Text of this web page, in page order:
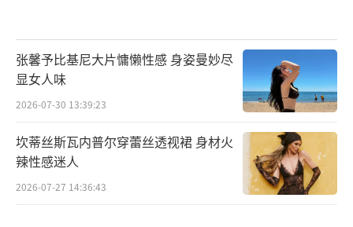
张馨予比基尼大片慵懒性感 身姿曼妙尽
显女人味
2026-07-30 13:39:23
坎蒂丝斯瓦内普尔穿蕾丝透视裙 身材火
辣性感迷人
2026-07-27 14:36:43